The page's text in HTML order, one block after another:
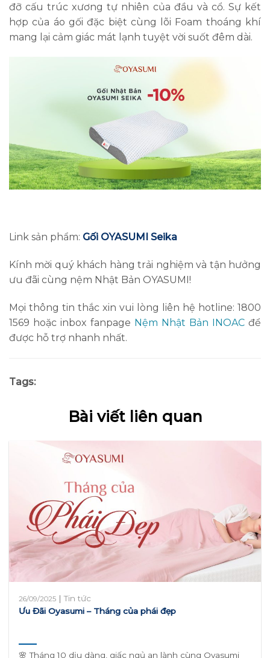
đỡ cấu trúc xương tự nhiên của đầu và cổ. Sự kết
hợp của áo gối đặc biệt cùng lõi Foam thoáng khí
mang lại cảm giác mát lạnh tuyệt vời suốt đêm dài.
Link sản phẩm: Gối OYASUMI Seika
Kính mời quý khách hàng trải nghiệm và tận hưởng
ưu đãi cùng nệm Nhật Bản OYASUMI!
Mọi thông tin thắc xin vui lòng liên hệ hotline: 1800
1569 hoặc inbox fanpage Nệm Nhật Bản INOAC để
được hỗ trợ nhanh nhất.
Tags:
Bài viết liên quan
26/09/2025 |Tin tức
Ưu Đãi Oyasumi – Tháng của phái đẹp
🌸 Tháng 10 dịu dàng, giấc ngủ an lành cùng Oyasumi